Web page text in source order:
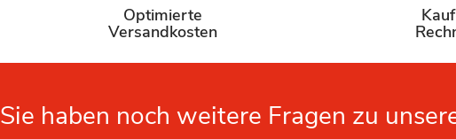
Optimierte
Versandkosten
Sie haben noch weitere Fragen zu